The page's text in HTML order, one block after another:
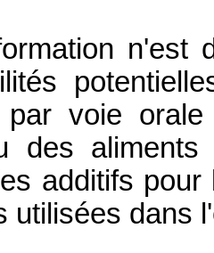
n'est
par voie
des
additifs
utilisées dans